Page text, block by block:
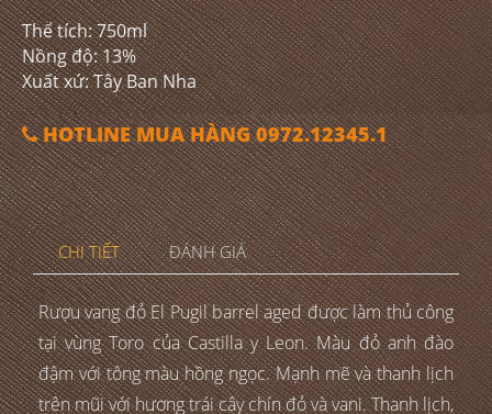
Thể tích: 750ml
Nồng độ: 13%
Xuất xứ: Tây Ban Nha
HOTLINE MUA HÀNG 0972.12345.1
CHI TIẾT ĐÁNH GIÁ
Rượu vang đỏ El Pugil barrel aged được làm thủ công
tại vùng Toro của Castilla y Leon. Màu đỏ anh đào
đậm với tông màu hồng ngọc. Mạnh mẽ và thanh lịch
trên mũi với hương trái cây chín đỏ và vani. Thanh lịch,